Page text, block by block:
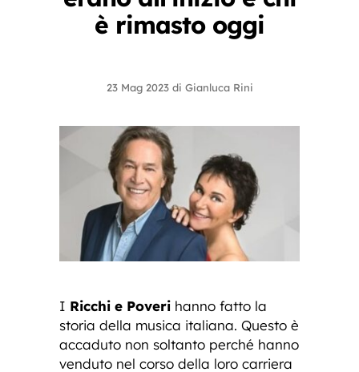
è rimasto oggi
23 Mag 2023 di Gianluca Rini
I Ricchi e Poveri hanno fatto la
storia della musica italiana. Questo è
accaduto non soltanto perché hanno
venduto nel corso della loro carriera